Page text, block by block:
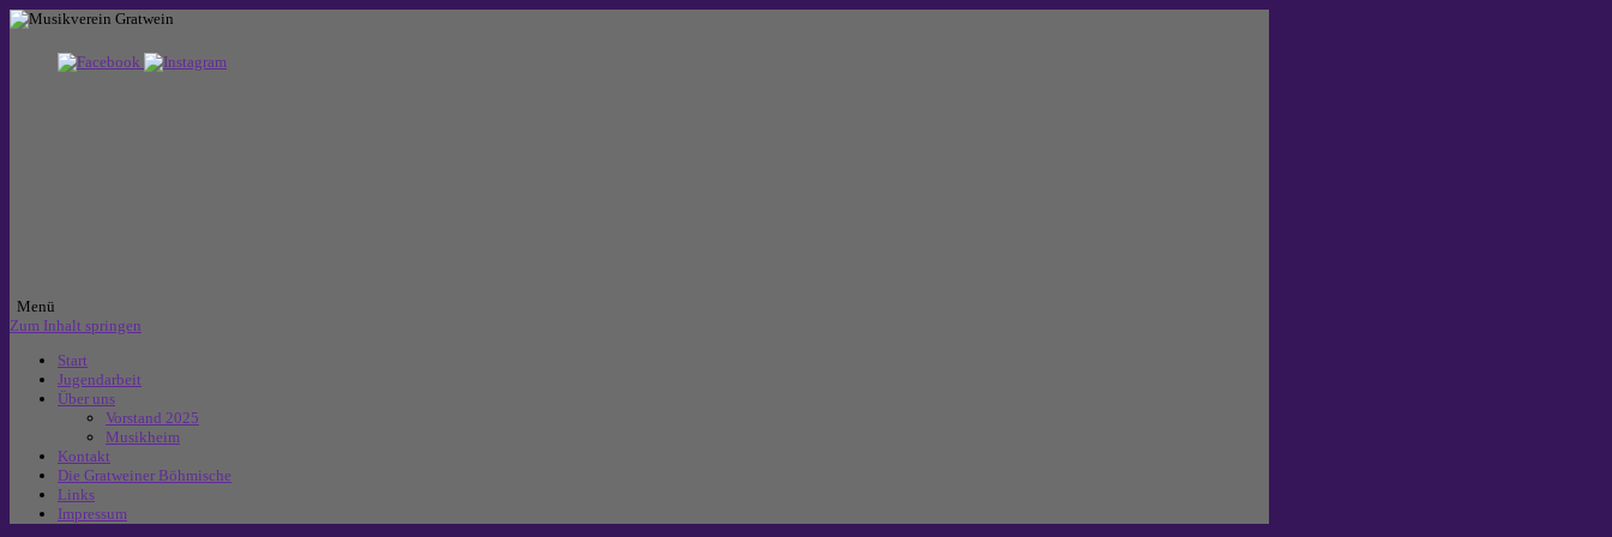
Menü
Zum Inhalt springen
Start
Jugendarbeit
Über uns
Vorstand 2025
Musikheim
Kontakt
Die Gratweiner Böhmische
Links
Impressum